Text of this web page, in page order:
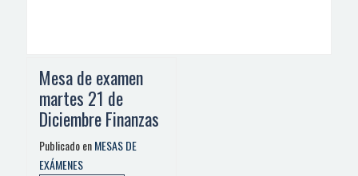
Mesa de examen
martes 21 de
Diciembre Finanzas
Publicado enMESAS DE
EXÁMENES